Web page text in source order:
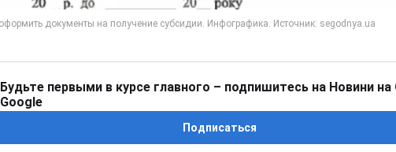
Будьте первыми в курсе главного – подпишитесь на Новини на
Google
Подписаться